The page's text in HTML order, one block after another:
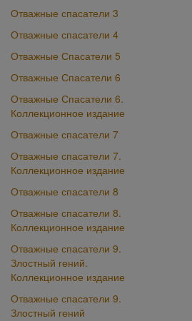
Отважные спасатели 3
Отважные спасатели 4
Отважные Спасатели 5
Отважные Спасатели 6
Отважные Спасатели 6.
Коллекционное издание
Отважные спасатели 7
Отважные спасатели 7.
Коллекционное издание
Отважные спасатели 8
Отважные спасатели 8.
Коллекционное издание
Отважные спасатели 9.
Злостный гений.
Коллекционное издание
Отважные спасатели 9.
Злостный гений